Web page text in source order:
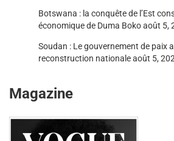
Botswana : la conquête de l’Est
économique de Duma Bokoaoût 5,
Soudan : Le gouvernement de paix
reconstruction nationaleaoût 5,
Magazine